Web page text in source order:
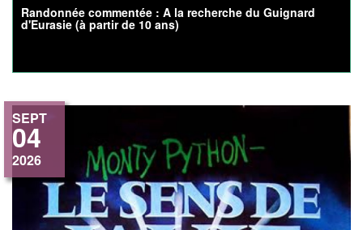
Randonnée commentée : A la recherche du Guignard
d'Eurasie (à partir de 10 ans)
SEPT
04
2026